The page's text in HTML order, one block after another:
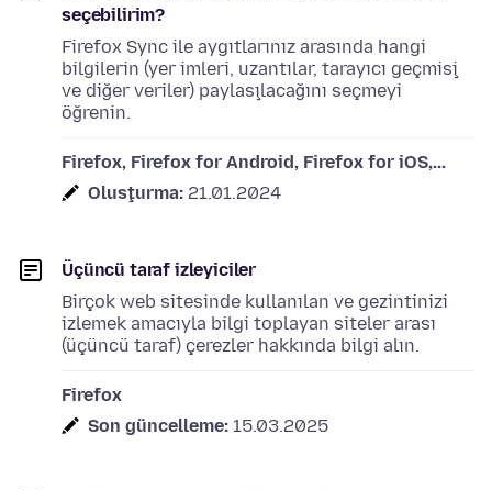
seçebilirim?
Firefox Sync ile aygıtlarınız arasında hangi
bilgilerin (yer imleri, uzantılar, tarayıcı geçmişi
ve diğer veriler) paylaşılacağını seçmeyi
öğrenin.
Firefox, Firefox for Android, Firefox for iOS,...
Oluşturma: 21.01.2024
Üçüncü taraf izleyiciler
Birçok web sitesinde kullanılan ve gezintinizi
izlemek amacıyla bilgi toplayan siteler arası
(üçüncü taraf) çerezler hakkında bilgi alın.
Firefox
Son güncelleme: 15.03.2025